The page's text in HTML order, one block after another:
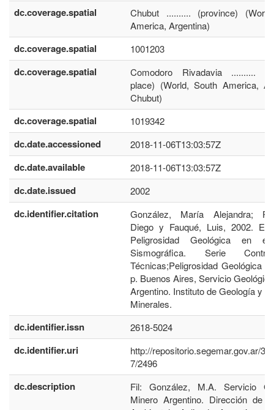
dc.coverage.spatial
Chubut .......... (province)
America, Argentina)
dc.coverage.spatial 1001203
dc.coverage.spatial
Comodoro Rivadavia ..........
place) (World, South America,
Chubut)
dc.coverage.spatial 1019342
dc.date.accessioned 2018-11-06T13:03:57Z
dc.date.available 2018-11-06T13:03:57Z
dc.date.issued 2002
dc.identifier.citation
González, María Alejandra;
Diego y Fauqué, Luis, 2002.
Peligrosidad Geológica en
Sismográfica. Serie
Técnicas;Peligrosidad Geológica
p. Buenos Aires, Servicio
Argentino. Instituto de Geología y
Minerales.
dc.identifier.issn 2618-5024
dc.identifier.uri
http://repositorio.segemar.gov.ar/
7/2496
dc.description
Fil: González, M.A. Servicio
Minero Argentino. Dirección de